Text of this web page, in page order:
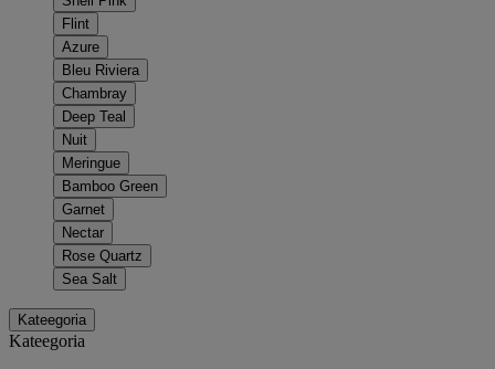
Flint
Azure
Bleu Riviera
Chambray
Deep Teal
Nuit
Meringue
Bamboo Green
Garnet
Nectar
Rose Quartz
Sea Salt
Kateegoria
Kateegoria